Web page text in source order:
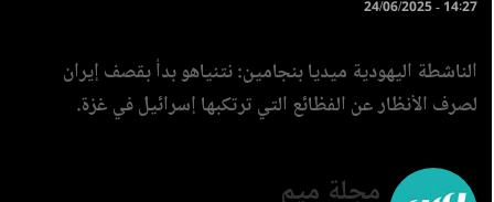
24/06/2025 - 14:27
الناشطة اليهودية ميديا بنجامين: نتنياهو بدأ بقصف إيران
لصرف الأنظار عن الفظائع التي ترتكبها إسرائيل في غزة.